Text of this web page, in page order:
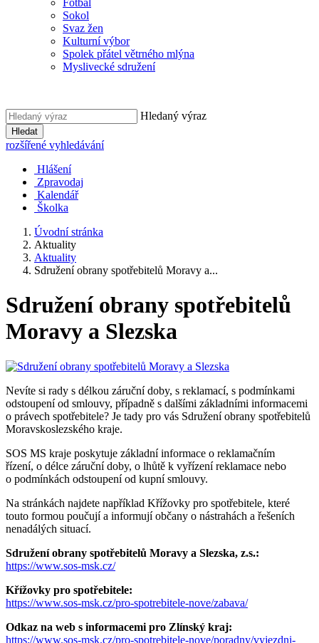
Fotbal
Sokol
Svaz žen
Kulturní výbor
Spolek přátel větrného mlýna
Myslivecké sdružení
Hledaný výraz
Hledat
rozšířené vyhledávání
Hlášení
Zpravodaj
Kalendář
Školka
Úvodní stránka
Aktuality
Aktuality
Sdružení obrany spotřebitelů Moravy a...
Sdružení obrany spotřebitelů
Moravy a Slezska
Nevíte si rady s délkou záruční doby, s reklamací, s podmínkami
odstoupení od smlouvy, případně s dalšími základními informacemi
o právech spotřebitele? Je tady pro vás Sdružení obrany spotřebitelů
Moravskoslezského kraje.
SOS MS kraje poskytuje základní informace o reklamačním
řízení, o délce záruční doby, o lhůtě k vyřízení reklamace nebo
o podmínkách odstoupení od kupní smlouvy.
Na stránkách najdete například Křížovky pro spotřebitele, které
touto formou poučují a informují občany o nástrahách a řešeních
nenadálých situací.
Sdružení obrany spotřebitelů Moravy a Slezska, z.s.:
https://www.sos-msk.cz/
Křížovky pro spotřebitele:
https://www.sos-msk.cz/pro-spotrebitele-nove/zabava/
Odkaz na web s informacemi pro Zlínský kraj:
https://www.sos-msk.cz/pro-spotrebitele-nove/poradny/vyjezdni-